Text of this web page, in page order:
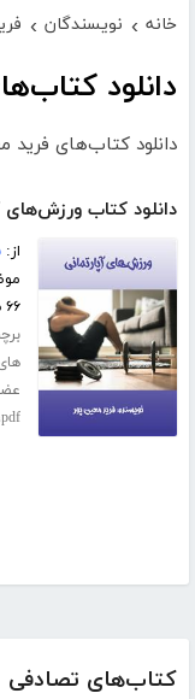
کتاب‌های تصادفی
خانه › نویسندگان ›
دانلود
دانلود کتاب‌های فرید
دانلود کتاب ورزش‌های
از:
۶۶ صفحه
pdf